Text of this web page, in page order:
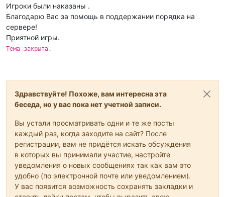
Игроки были наказаны .
Благодарю Вас за помощь в поддержании порядка на
сервере!
Приятной игры.
Тема закрыта.
Здравствуйте! Похоже, вам интересна эта
беседа, но у вас пока нет учетной записи.
Вы устали просматривать одни и те же посты
каждый раз, когда заходите на сайт? После
регистрации, вам не придётся искать обсуждения
в которых вы принимали участие, настройте
уведомления о новых сообщениях так как вам это
удобно (по электронной почте или уведомлением).
У вас появится возможность сохранять закладки и